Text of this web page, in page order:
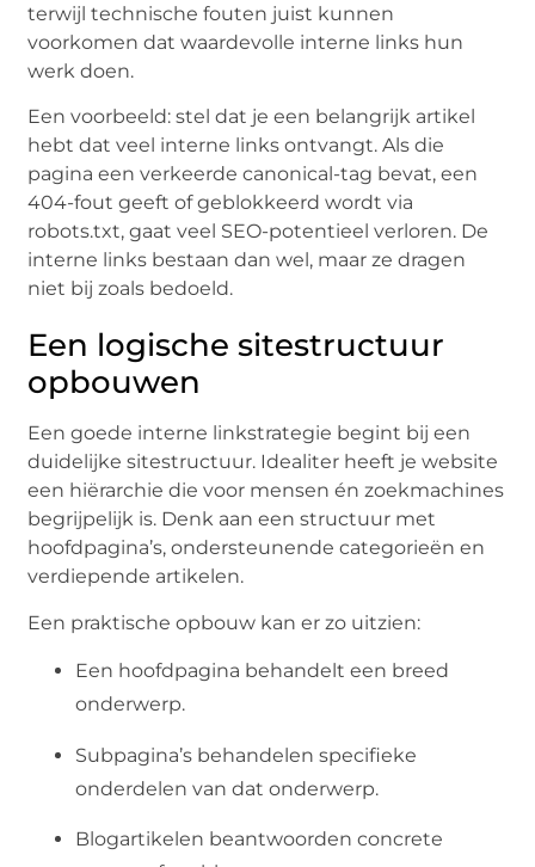
terwijl technische fouten juist kunnen
voorkomen dat waardevolle interne links hun
werk doen.
Een voorbeeld: stel dat je een belangrijk artikel
hebt dat veel interne links ontvangt. Als die
pagina een verkeerde canonical-tag bevat, een
404-fout geeft of geblokkeerd wordt via
robots.txt, gaat veel SEO-potentieel verloren. De
interne links bestaan dan wel, maar ze dragen
niet bij zoals bedoeld.
Een logische sitestructuur
opbouwen
Een goede interne linkstrategie begint bij een
duidelijke sitestructuur. Idealiter heeft je website
een hiërarchie die voor mensen én zoekmachines
begrijpelijk is. Denk aan een structuur met
hoofdpagina’s, ondersteunende categorieën en
verdiepende artikelen.
Een praktische opbouw kan er zo uitzien:
Een hoofdpagina behandelt een breed
onderwerp.
Subpagina’s behandelen specifieke
onderdelen van dat onderwerp.
Blogartikelen beantwoorden concrete